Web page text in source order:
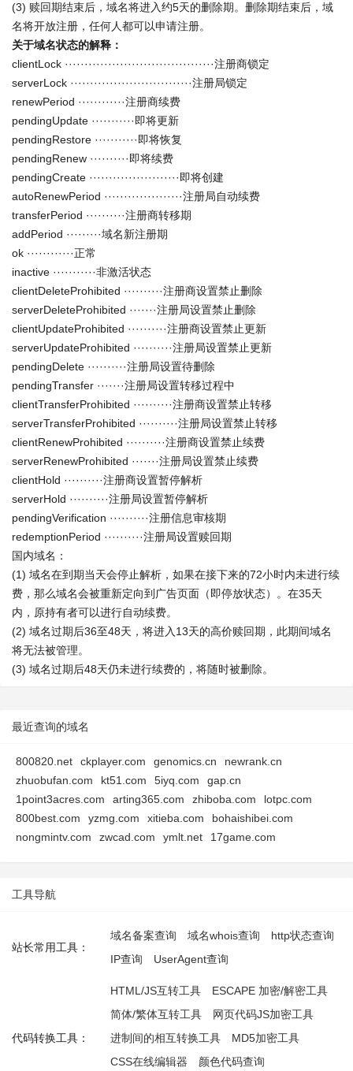
(3) 赎回期结束后，域名将进入约5天的删除期。删除期结束后，域
名将开放注册，任何人都可以申请注册。
关于域名状态的解释：
clientLock ······································注册商锁定
serverLock ·······························注册局锁定
renewPeriod ············注册商续费
pendingUpdate ···········即将更新
pendingRestore ···········即将恢复
pendingRenew ··········即将续费
pendingCreate ·······················即将创建
autoRenewPeriod ····················注册局自动续费
transferPeriod ··········注册商转移期
addPeriod ·········域名新注册期
ok ············正常
inactive ···········非激活状态
clientDeleteProhibited ··········注册商设置禁止删除
serverDeleteProhibited ·······注册局设置禁止删除
clientUpdateProhibited ··········注册商设置禁止更新
serverUpdateProhibited ··········注册局设置禁止更新
pendingDelete ··········注册局设置待删除
pendingTransfer ·······注册局设置转移过程中
clientTransferProhibited ··········注册商设置禁止转移
serverTransferProhibited ··········注册局设置禁止转移
clientRenewProhibited ··········注册商设置禁止续费
serverRenewProhibited ·······注册局设置禁止续费
clientHold ··········注册商设置暂停解析
serverHold ··········注册局设置暂停解析
pendingVerification ··········注册信息审核期
redemptionPeriod ··········注册局设置赎回期
国内域名：
(1) 域名在到期当天会停止解析，如果在接下来的72小时内未进行续
费，那么域名会被重新定向到广告页面（即停放状态）。在35天
内，原持有者可以进行自动续费。
(2) 域名过期后36至48天，将进入13天的高价赎回期，此期间域名
将无法被管理。
(3) 域名过期后48天仍未进行续费的，将随时被删除。
最近查询的域名
800820.net ckplayer.com genomics.cn
newrank.cn
zhuobufan.com
kt51.com 5iyq.com
gap.cn
1point3acres.com
arting365.com zhiboba.com
lotpc.com
800best.com
yzmg.com xitieba.com
bohaishibei.com
nongmintv.com
zwcad.com ymlt.net 17game.com
工具导航
站长常用工具：
域名备案查询 域名whois查询
http状态查询
IP查询
UserAgent查询
代码转换工具：
HTML/JS互转工具
ESCAPE 加密/解密工具
简体/繁体互转工具
网页代码JS加密工具
进制间的相互转换工具
MD5加密工具
CSS在线编辑器
颜色代码查询